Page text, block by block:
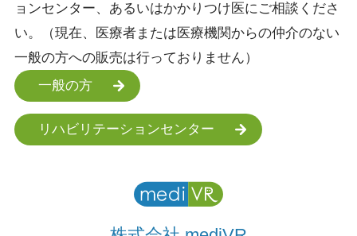
ョンセンター、あるいはかかりつけ医にご相談くださ
い。（現在、医療者または医療機関からの仲介のない
一般の方への販売は行っておりません）
一般の方
リハビリテーションセンター